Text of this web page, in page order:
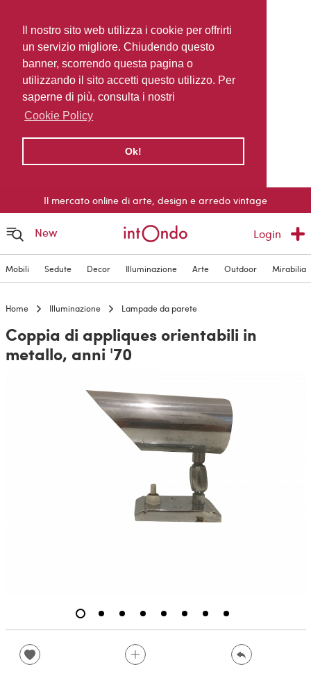
Il nostro sito web utilizza i cookie per offrirti
un servizio migliore. Chiudendo questo
banner, scorrendo questa pagina o
utilizzando il sito accetti questo utilizzo. Per
saperne di più, consulta i nostri
Cookie Policy
Ok!
Il mercato online di arte, design e arredo vintage
New Login
Mobili Sedute Decor Illuminazione Arte Outdoor Mirabilia
Home Illuminazione Lampade da parete
Coppia di appliques orientabili in
metallo, anni '70